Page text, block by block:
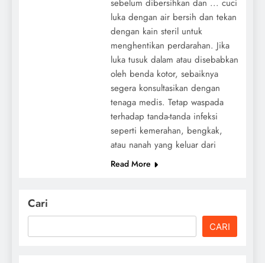
sebelum dibersihkan dan ... cuci
luka dengan air bersih dan tekan
dengan kain steril untuk
menghentikan perdarahan. Jika
luka tusuk dalam atau disebabkan
oleh benda kotor, sebaiknya
segera konsultasikan dengan
tenaga medis. Tetap waspada
terhadap tanda-tanda infeksi
seperti kemerahan, bengkak,
atau nanah yang keluar dari
Read More
Cari
CARI